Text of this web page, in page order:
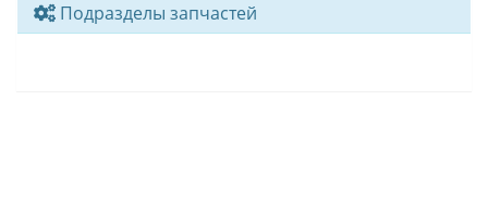
Подразделы запчастей